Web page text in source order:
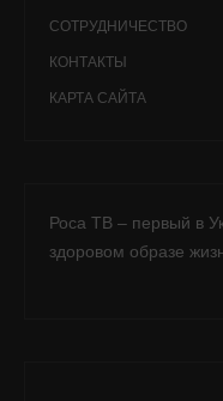
СОТРУДНИЧЕСТВО
КОНТАКТЫ
КАРТА САЙТА
Роса ТВ – первый в
здоровом образе